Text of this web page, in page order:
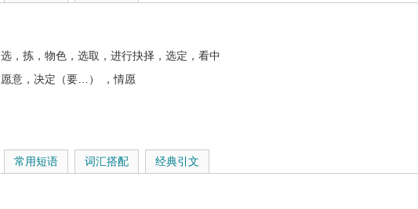
，拣，物色，选取，进行抉择，选定，看中
意，决定（要…） ，情愿
：常用短语 词汇搭配 经典引文